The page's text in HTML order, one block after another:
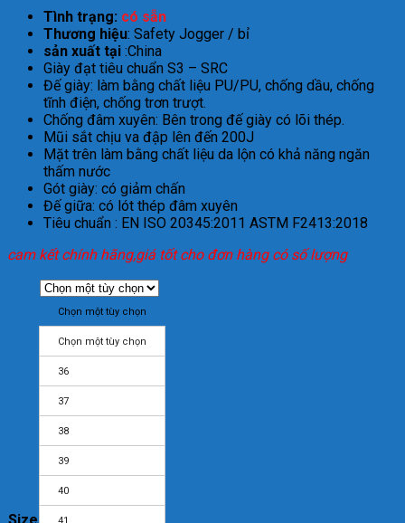
Tình trạng: có sẵn
Thương hiệu: Safety Jogger / bỉ
sản xuất tại :China
Giày đạt tiêu chuẩn S3 – SRC
Đế giày: làm bằng chất liệu PU/PU, chống dầu, chống
tĩnh điện, chống trơn trượt.
Chống đâm xuyên: Bên trong đế giày có lõi thép.
Mũi sắt chịu va đập lên đến 200J
Mặt trên làm bằng chất liệu da lộn có khả năng ngăn
thấm nước
Gót giày: có giảm chấn
Đế giữa: có lót thép đâm xuyên
Tiêu chuẩn : EN ISO 20345:2011 ASTM F2413:2018
cam kết chính hãng,giá tốt cho đơn hàng có số lượng
Chọn một tùy chọn
Chọn một tùy chọn
36
37
38
39
40